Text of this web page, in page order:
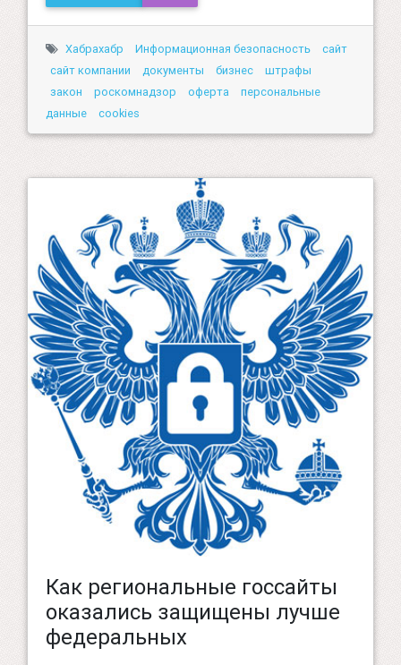
Хабрахабр Информационная безопасность
сайт
сайт компании
документы бизнес
штрафы
закон
роскомнадзор оферта
персональные
данные
cookies
Как региональные госсайты
оказались защищены лучше
федеральных